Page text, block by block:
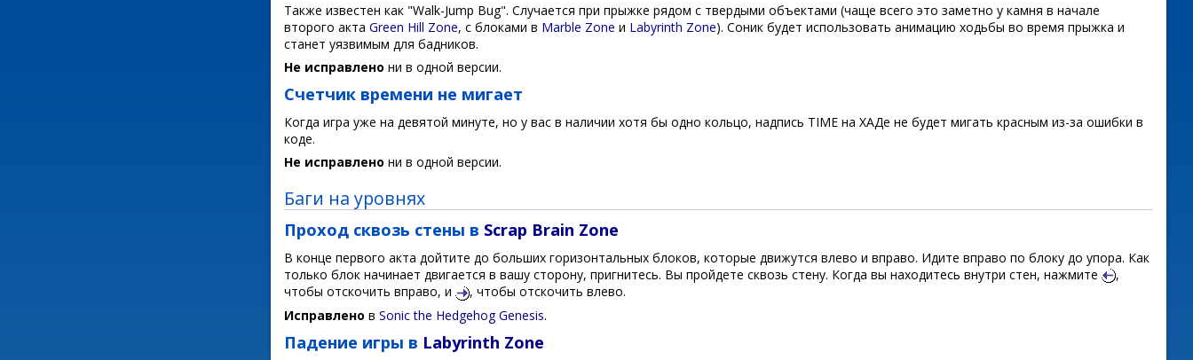
Также известен как "Walk-Jump Bug". Случается при прыжке рядом с твердыми объектами (чаще всего это заметно у камня в начале
второго акта Green Hill Zone, с блоками в Marble Zone и Labyrinth Zone). Соник будет использовать анимацию ходьбы во время прыжка и
станет уязвимым для бадников.
Не исправлено ни в одной версии.
Счетчик времени не мигает
Когда игра уже на девятой минуте, но у вас в наличии хотя бы одно кольцо, надпись TIME на ХАДе не будет мигать красным из-за ошибки в
коде.
Не исправлено ни в одной версии.
Баги на уровнях
Проход сквозь стены в Scrap Brain Zone
В конце первого акта дойтите до больших горизонтальных блоков, которые движутся влево и вправо. Идите вправо по блоку до упора. Как
только блок начинает двигается в вашу сторону, пригнитесь. Вы пройдете сквозь стену. Когда вы находитесь внутри стен, нажмите
,
чтобы отскочить вправо, и
, чтобы отскочить влево.
Исправлено в Sonic the Hedgehog Genesis.
Падение игры в Labyrinth Zone